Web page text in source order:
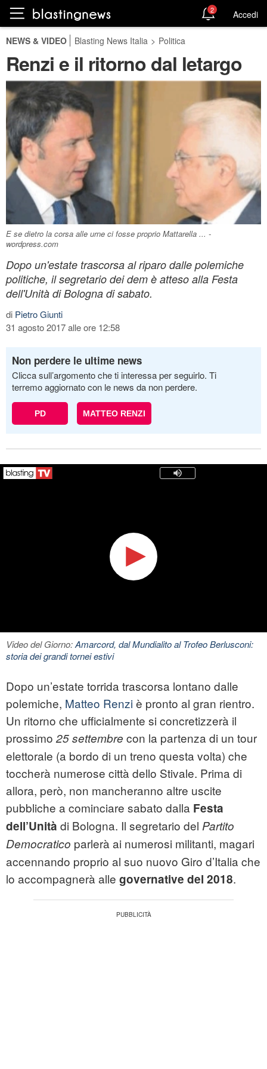
2 Accedi
NEWS & VIDEO Blasting News Italia > Politica
Renzi e il ritorno dal letargo
E se dietro la corsa alle urne ci fosse proprio Mattarella ... -
wordpress.com
Dopo un'estate trascorsa al riparo dalle polemiche
politiche, il segretario dei dem è atteso alla Festa
dell'Unità di Bologna di sabato.
di Pietro Giunti
31 agosto 2017 alle ore 12:58
Non perdere le ultime news
Clicca sull’argomento che ti interessa per seguirlo. Ti
terremo aggiornato con le news da non perdere.
PD MATTEO RENZI
Video del Giorno:Amarcord, dal Mundialito al Trofeo Berlusconi:
storia dei grandi tornei estivi
Dopo un’estate torrida trascorsa lontano dalle
polemiche, Matteo Renziè pronto al gran rientro.
Un ritorno che ufficialmente si concretizzerà il
prossimo 25 settembre con la partenza di un tour
elettorale (a bordo di un treno questa volta) che
toccherà numerose città dello Stivale. Prima di
allora, però, non mancheranno altre uscite
pubbliche a cominciare sabato dalla Festa
dell’Unità di Bologna. Il segretario del Partito
Democratico parlerà ai numerosi militanti, magari
accennando proprio al suo nuovo Giro d’Italia che
lo accompagnerà alle governative del 2018.